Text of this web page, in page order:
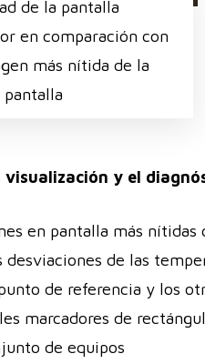
de la pantalla
en comparación con
más nítida de la
pantalla
visualización y el
en pantalla más
desviaciones de las
de referencia y los
marcadores de
de equipos